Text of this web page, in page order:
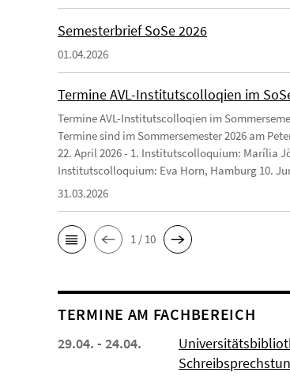
Semesterbrief SoSe 2026
01.04.2026
Termine AVL-Institutscolloqien im
Termine AVL-Institutscolloqien im
Termine sind im Sommersemester 2026 am
22. April 2026 - 1. Institutscolloquium: Marília
Institutscolloquium: Eva Horn, Hamburg 10.
31.03.2026
1 / 10
TERMINE AM FACHBEREICH
29.04. - 24.04.